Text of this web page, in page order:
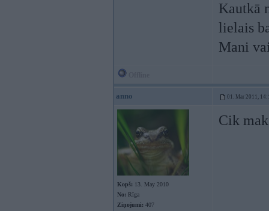
Kautkā
lielais
Mani
anno 01. Mar 2011,
Kopš: 13. May 2010
No: Rīga
Ziņojumi: 407
Cik